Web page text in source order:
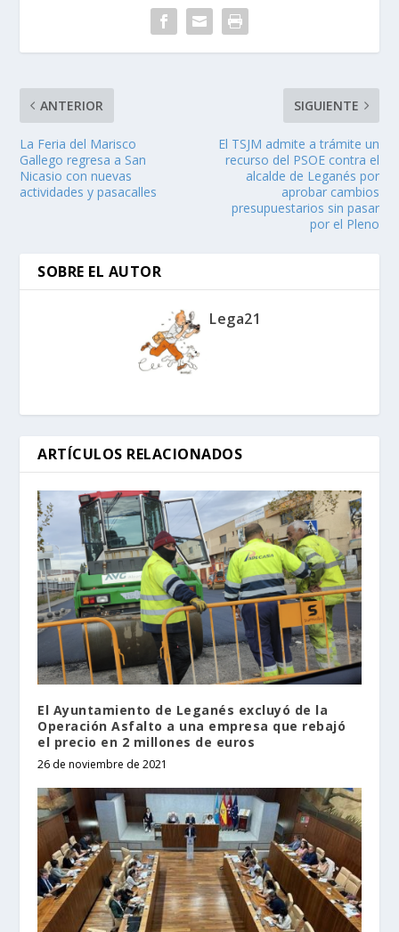
ANTERIOR
La Feria del Marisco
Gallego regresa a San
Nicasio con nuevas
actividades y pasacalles
SIGUIENTE
El TSJM admite a trámite un
recurso del PSOE contra el
alcalde de Leganés por
aprobar cambios
presupuestarios sin pasar
por el Pleno
SOBRE EL AUTOR
Lega21
ARTÍCULOS RELACIONADOS
El Ayuntamiento de Leganés excluyó de la
Operación Asfalto a una empresa que rebajó
el precio en 2 millones de euros
26 de noviembre de 2021